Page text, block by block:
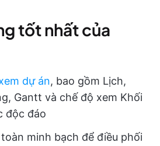
tốt nhất của
dự án, bao gồm Lịch,
Gantt và chế độ xem Khối
độc đáo
minh bạch để điều phối